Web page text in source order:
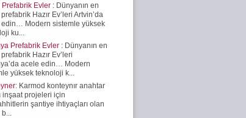
Prefabrik Evler : Dünyanın en
Hazır Ev’leri Artvin’da
Modern sistemle yüksek
ku...
Prefabrik Evler : Dünyanın en
Hazır Ev’leri
acele edin… Modern
yüksek teknoloji k...
: Karmod konteynır anahtar
inşaat projeleri için
şantiye ihtiyaçları olan
b...